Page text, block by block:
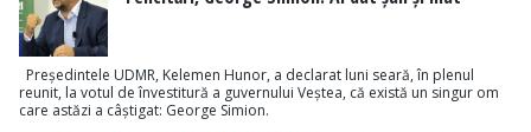
Președintele UDMR, Kelemen Hunor, a declarat luni seară, în plenul
reunit, la votul de învestitură a guvernului Veștea, că există un singur om
care astăzi a câștigat: George Simion.